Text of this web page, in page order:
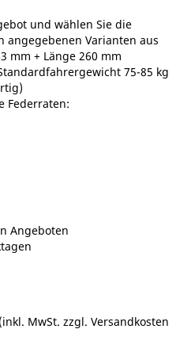
und wählen Sie die
angegebenen Varianten aus
mm + Länge 260 mm
75-85 kg
Federraten:
Angeboten
MwSt. zzgl. Versandkosten